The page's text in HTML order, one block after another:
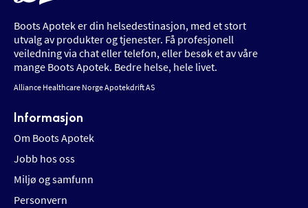
Boots Apotek er din helsedestinasjon, med et stort
utvalg av produkter og tjenester. Få profesjonell
veiledning via chat eller telefon, eller besøk et av våre
mange Boots Apotek. Bedre helse, hele livet.
Alliance Healthcare Norge Apotekdrift AS
Informasjon
Om Boots Apotek
Jobb hos oss
Miljø og samfunn
Personvern